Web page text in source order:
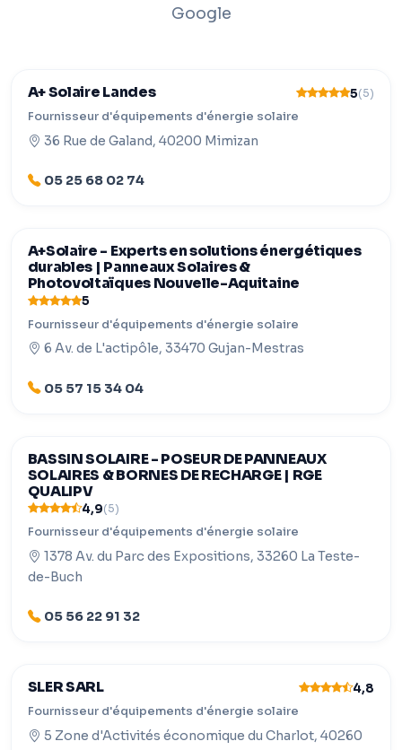
Google
A+ Solaire Landes 5(5)
Fournisseur d'équipements d'énergie solaire
36 Rue de Galand, 40200 Mimizan
05 25 68 02 74
A+Solaire - Experts en solutions énergétiques
durables | Panneaux Solaires &
Photovoltaïques Nouvelle-Aquitaine
5
Fournisseur d'équipements d'énergie solaire
6 Av. de L'actipôle, 33470 Gujan-Mestras
05 57 15 34 04
BASSIN SOLAIRE - POSEUR DE PANNEAUX
SOLAIRES & BORNES DE RECHARGE | RGE
QUALIPV
4,9(5)
Fournisseur d'équipements d'énergie solaire
1378 Av. du Parc des Expositions, 33260 La Teste-
de-Buch
05 56 22 91 32
SLER SARL 4,8
Fournisseur d'équipements d'énergie solaire
5 Zone d'Activités économique du Charlot, 40260